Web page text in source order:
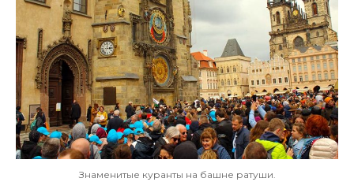
Знаменитые куранты на башне ратуши.